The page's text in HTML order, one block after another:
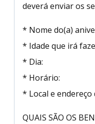
deverá enviar os
* Nome do(a)
* Idade que irá
* Dia:
* Horário:
* Local e endereço
QUAIS SÃO OS